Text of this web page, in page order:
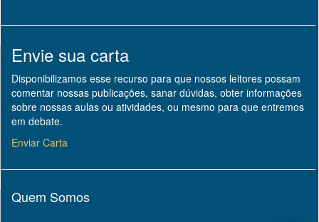
Envie sua carta
Disponibilizamos esse recurso para que nossos leitores possam
comentar nossas publicações, sanar dúvidas, obter informações
sobre nossas aulas ou atividades, ou mesmo para que entremos
em debate.
Enviar Carta
Quem Somos